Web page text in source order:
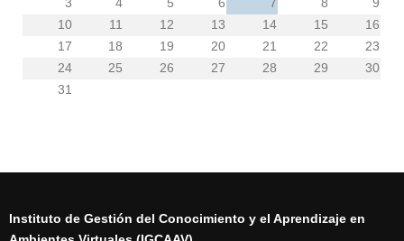
10
11 12 13 14 15
16
17
18 19 20 21 22
23
24
25 26 27 28 29
30
31
Instituto de Gestión del Conocimiento y el Aprendizaje en